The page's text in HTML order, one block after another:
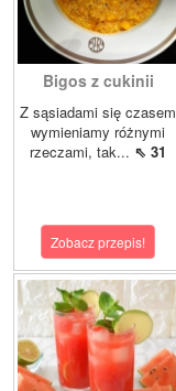
Bigos z cukinii
Z sąsiadami się czasem
wymieniamy różnymi
rzeczami, tak... ⇖ 31
Zobacz przepis!